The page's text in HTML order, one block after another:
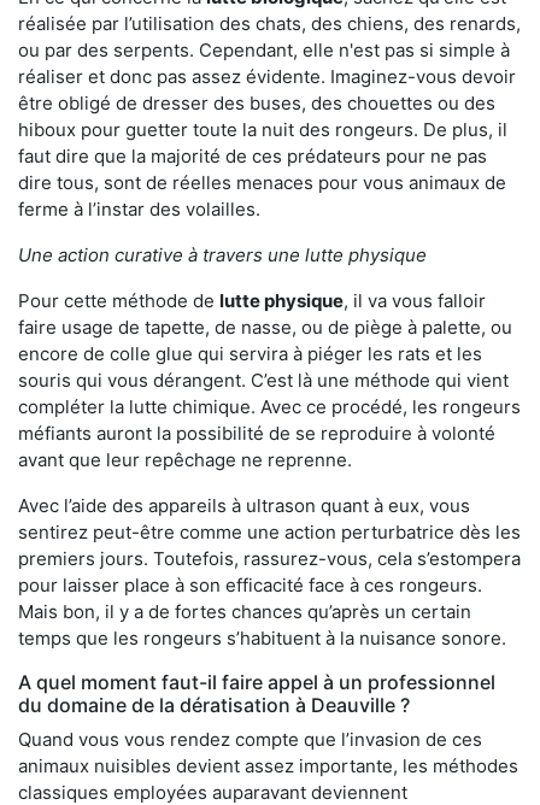
réalisée par l’utilisation des chats, des chiens, des renards,
ou par des serpents. Cependant, elle n'est pas si simple à
réaliser et donc pas assez évidente. Imaginez-vous devoir
être obligé de dresser des buses, des chouettes ou des
hiboux pour guetter toute la nuit des rongeurs. De plus, il
faut dire que la majorité de ces prédateurs pour ne pas
dire tous, sont de réelles menaces pour vous animaux de
ferme à l’instar des volailles.
Une action curative à travers une lutte physique
Pour cette méthode de lutte physique, il va vous falloir
faire usage de tapette, de nasse, ou de piège à palette, ou
encore de colle glue qui servira à piéger les rats et les
souris qui vous dérangent. C’est là une méthode qui vient
compléter la lutte chimique. Avec ce procédé, les rongeurs
méfiants auront la possibilité de se reproduire à volonté
avant que leur repêchage ne reprenne.
Avec l’aide des appareils à ultrason quant à eux, vous
sentirez peut-être comme une action perturbatrice dès les
premiers jours. Toutefois, rassurez-vous, cela s’estompera
pour laisser place à son efficacité face à ces rongeurs.
Mais bon, il y a de fortes chances qu’après un certain
temps que les rongeurs s’habituent à la nuisance sonore.
A quel moment faut-il faire appel à un professionnel
du domaine de la dératisation à Deauville ?
Quand vous vous rendez compte que l’invasion de ces
animaux nuisibles devient assez importante, les méthodes
classiques employées auparavant deviennent